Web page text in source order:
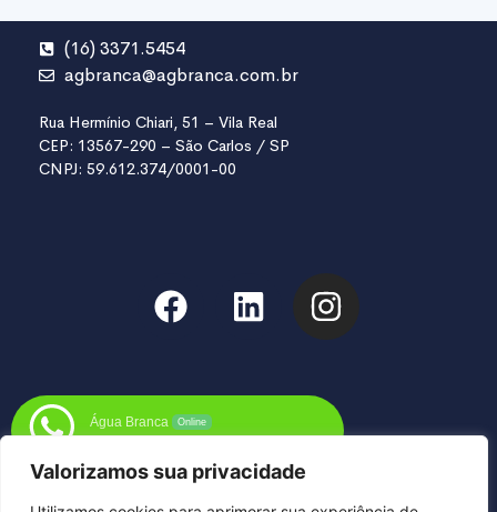
Valorizamos sua privacidade
(16) 3371.5454
agbranca@agbranca.com.br
Rua Hermínio Chiari, 51 – Vila Real
CEP: 13567-290 – São Carlos / SP
CNPJ: 59.612.374/0001-00
Água Branca Online
Fale conosco pelo WhatsApp